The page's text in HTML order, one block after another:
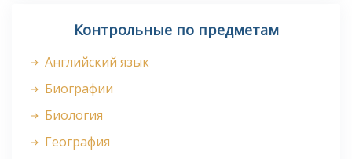
Контрольные по предметам
Английский язык
Биографии
Биология
География